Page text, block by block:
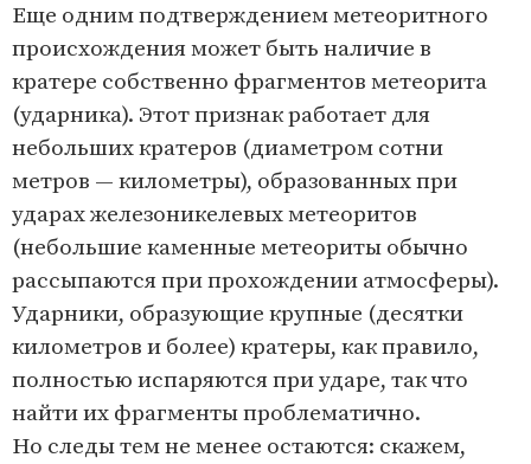
Еще одним подтверждением метеоритного
происхождения может быть наличие в
кратере собственно фрагментов метеорита
(ударника). Этот признак работает для
небольших кратеров (диаметром сотни
метров — километры), образованных при
ударах железоникелевых метеоритов
(небольшие каменные метеориты обычно
рассыпаются при прохождении атмосферы).
Ударники, образующие крупные (десятки
километров и более) кратеры, как правило,
полностью испаряются при ударе, так что
найти их фрагменты проблематично.
Но следы тем не менее остаются: скажем,